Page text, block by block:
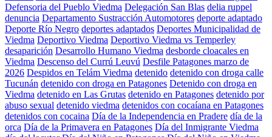
Defensoria del Pueblo Viedma Delegación San Blas delia ruppel
denuncia Departamento Sustracción Automotores deporte adaptado
Deporte Río Negro deportes adaptados Deportes Municipalidad de
Viedma Deportivo Viedma Deportivo Viedma vs Temperley
desaparición Desarrollo Humano Viedma desborde cloacales en
Viedma Descenso del Currú Leuvú Desfile Patagones marzo de
2026 Despidos en Telám Viedma detenido detenido con droga calle
Tucunán detenido con droga en Patagones Detenido con droga en
Viedma detenido en Las Grutas detenido en Patagones detenido por
abuso sexual detenido viedma detenidos con cocaíana en Patagones
detenidos con cocaina Día de la Independencia en Pradere día de la
orca Día de la Primavera en Patagones Día del Inmigrante Viedma